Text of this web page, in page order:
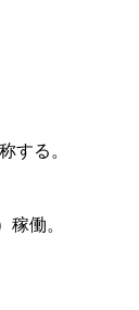
する。
働。